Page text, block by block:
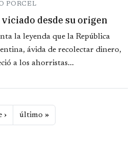
PORCEL
desde su origen
la leyenda que la República
ávida de recolectar dinero,
a los ahorristas...
›Siguiente página
último »Última página